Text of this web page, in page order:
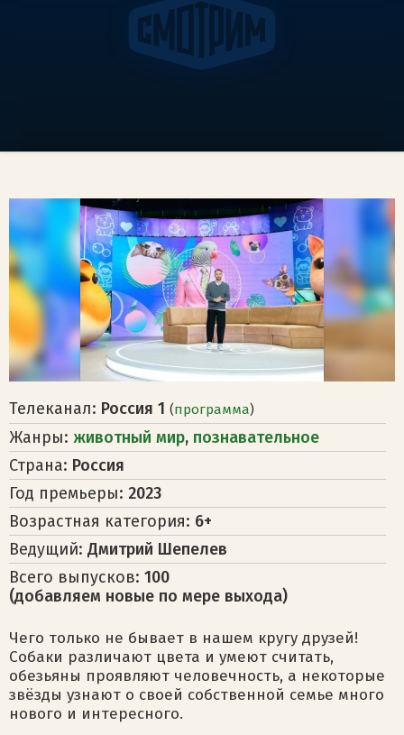
Телеканал: Россия 1 (программа)
Жанры: животный мир, познавательное
Страна: Россия
Год премьеры: 2023
Возрастная категория: 6+
Ведущий: Дмитрий Шепелев
Всего выпусков: 100
(добавляем новые по мере выхода)
Чего только не бывает в нашем кругу друзей!
Собаки различают цвета и умеют считать,
обезьяны проявляют человечность, а некоторые
звёзды узнают о своей собственной семье много
нового и интересного.